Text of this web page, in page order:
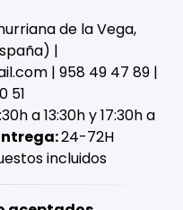
de la Vega,
|
| 958 49 47 89 |
51
a 13:30h y 17:30h a
24-72H
incluidos